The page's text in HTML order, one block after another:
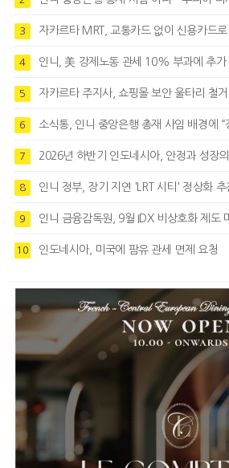
3 자카르타 MRT, 교통카드 없이 신용카드
4 인니, 美 강제노동 관세 10% 부과에 추가
5 자카르타 주지사, 쇼핑몰 보안 울타리 철
6 소식통, 인니 중앙은행 총재 사임 배경에
7 2026년 하반기 인도네시아, 안정과 성장
8 인니 정부, 장기 지연 'LRT 시티' 정상화 추진
9 인니 금융감독원, 9월 IDX 비상호화 제도 마
10 인도네시아, 미국에 팜유 관세 면제 요청